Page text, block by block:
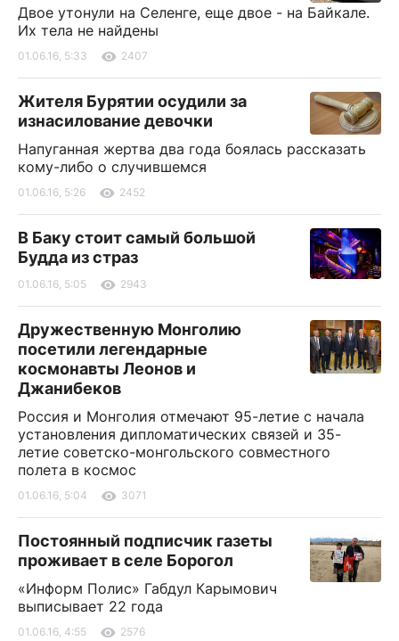
Двое утонули на Селенге, еще двое - на Байкале.
Их тела не найдены
01.06.16, 5:33 2407
Жителя Бурятии осудили за
изнасилование девочки
Напуганная жертва два года боялась рассказать
кому-либо о случившемся
01.06.16, 5:26 2452
В Баку стоит самый большой
Будда из страз
01.06.16, 5:05 2943
Дружественную Монголию
посетили легендарные
космонавты Леонов и
Джанибеков
Россия и Монголия отмечают 95-летие с начала
установления дипломатических связей и 35-
летие советско-монгольского совместного
полета в космос
01.06.16, 5:04 3071
Постоянный подписчик газеты
проживает в селе Борогол
«Информ Полис» Габдул Карымович
выписывает 22 года
01.06.16, 4:55 2576